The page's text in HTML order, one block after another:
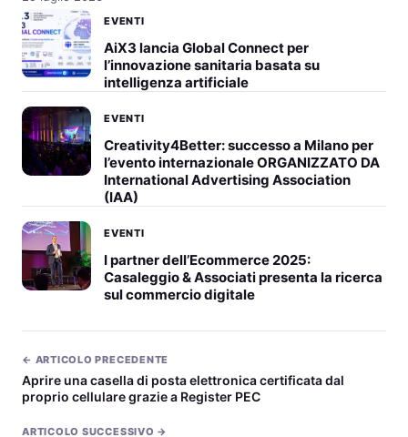
EVENTI
AiX3 lancia Global Connect per
l’innovazione sanitaria basata su
intelligenza artificiale
EVENTI
Creativity4Better: successo a Milano per
l’evento internazionale ORGANIZZATO DA
International Advertising Association
(IAA)
EVENTI
I partner dell’Ecommerce 2025:
Casaleggio & Associati presenta la ricerca
sul commercio digitale
← ARTICOLO PRECEDENTE
Aprire una casella di posta elettronica certificata dal
proprio cellulare grazie a Register PEC
ARTICOLO SUCCESSIVO →